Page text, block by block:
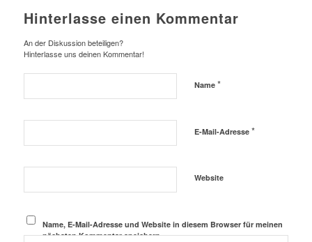
Hinterlasse einen Kommentar
An der Diskussion beteiligen?
Hinterlasse uns deinen Kommentar!
Name *
E-Mail-Adresse *
Website
Name, E-Mail-Adresse und Website in diesem Browser für meinen
nächsten Kommentar speichern.